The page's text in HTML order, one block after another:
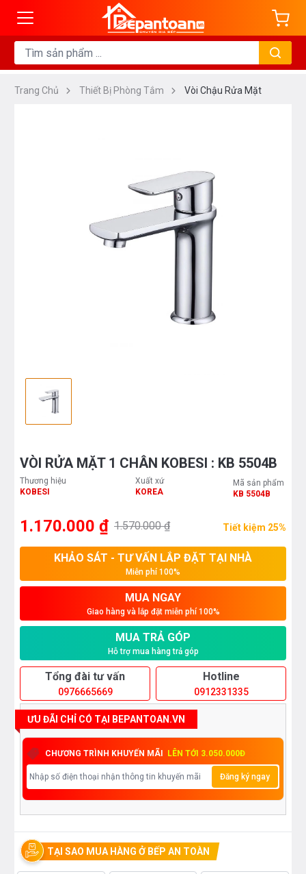
Trang Chủ Thiết Bị Phòng Tắm Vòi Chậu Rửa Mặt
VÒI RỬA MẶT 1 CHÂN KOBESI : KB 5504B
Thương hiệu
KOBESI
Xuất xứ
KOREA
Mã sản phẩm
KB 5504B
1.170.000 ₫ 1.570.000 ₫ Tiết kiệm 25%
KHẢO SÁT - TƯ VẤN LẮP ĐẶT TẠI NHÀ
Miễn phí 100%
MUA NGAY
Giao hàng và lắp đặt miễn phí 100%
MUA TRẢ GÓP
Hỗ trợ mua hàng trả góp
Tổng đài tư vấn
0976665669
Hotline
0912331335
ƯU ĐÃI CHỈ CÓ TẠI BEPANTOAN.VN
CHƯƠNG TRÌNH KHUYẾN MÃI LÊN TỚI 3.050.000Đ
Đăng ký ngay
TẠI SAO MUA HÀNG Ở BẾP AN TOÀN